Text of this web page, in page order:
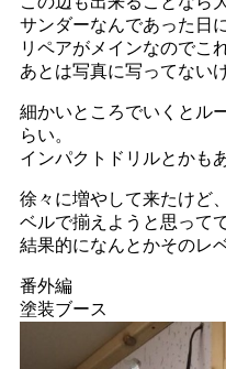
サンダーなんであった日
リペアがメインなのでこ
あとは写真に写ってない
細かいところでいくとル
らい。
インパクトドリルとかも
徐々に増やして来たけど
ベルで揃えようと思ってて
結果的になんとかそのレ
番外編
塗装ブース